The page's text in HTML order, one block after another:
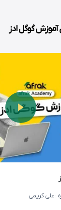
گوگل ادز
: علی کریمی